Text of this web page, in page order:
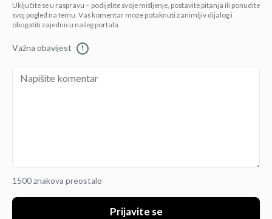
Uključite se u raspravu – podijelite svoje mišljenje, postavite pitanja ili ponudite
svoj pogled na temu. Vaš komentar može potaknuti zanimljiv dijalog i
obogatiti zajednicu našeg portala.
Važna obavijest !
1500 znakova preostalo
Prijavite se